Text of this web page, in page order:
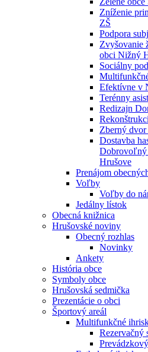
Zníženie
ZŠ
Podpora
Zvyšovanie
obci Nižný
Sociálny
Efektívne v
Terénny
Redizajn
Zberný
Dostavba
Dobrovoľný
Hrušove
Prenájom
Voľby
Voľby do
Jedálny lístok
Obecná knižnica
Hrušovské noviny
Obecný rozhlas
Novinky
Ankety
História obce
Symboly obce
Hrušovská sedmička
Prezentácie o obci
Športový areál
Multifunkčné
Rezervačný